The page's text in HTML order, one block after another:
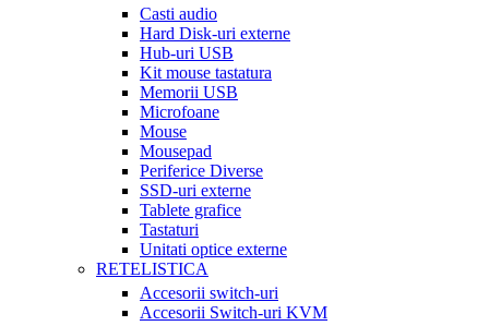
Casti audio
Hard Disk-uri externe
Hub-uri USB
Kit mouse tastatura
Memorii USB
Microfoane
Mouse
Mousepad
Periferice Diverse
SSD-uri externe
Tablete grafice
Tastaturi
Unitati optice externe
RETELISTICA
Accesorii switch-uri
Accesorii Switch-uri KVM